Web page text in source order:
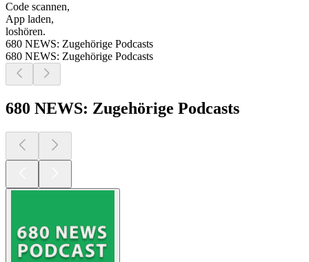
Code scannen,
App laden,
loshören.
680 NEWS: Zugehörige Podcasts
680 NEWS: Zugehörige Podcasts
680 NEWS: Zugehörige Podcasts